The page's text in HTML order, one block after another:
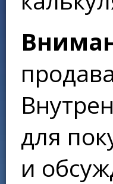
для
и